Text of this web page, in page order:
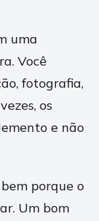
uma
Você
fotografia,
os
e não
porque o
Um bom